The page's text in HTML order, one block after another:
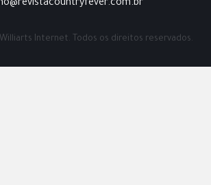
Williarts Internet. Todos os direitos reservados.